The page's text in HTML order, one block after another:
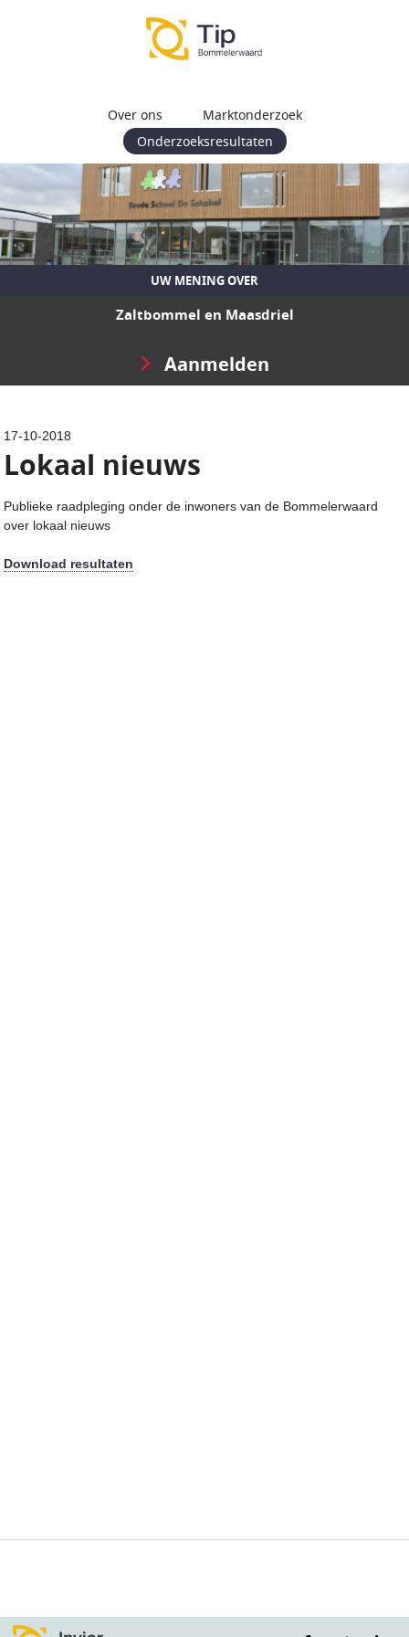
Over ons
Marktonderzoek
Onderzoeksresultaten
UW MENING OVER
Zaltbommel en Maasdriel
Aanmelden
17-10-2018
Lokaal nieuws
Publieke raadpleging onder de inwoners van de Bommelerwaard
over lokaal nieuws
Download resultaten